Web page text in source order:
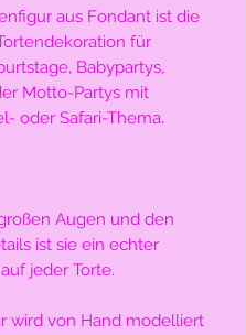
aus Fondant ist die
für
Babypartys,
Motto-Partys mit
oder Safari-Thema.
Augen und den
ist sie ein echter
jeder Torte.
wird von Hand modelliert